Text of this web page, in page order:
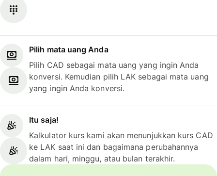
Pilih mata uang Anda
Pilih CAD sebagai mata uang yang ingin Anda
konversi. Kemudian pilih LAK sebagai mata uang
yang ingin Anda konversi.
Itu saja!
Kalkulator kurs kami akan menunjukkan kurs CAD
ke LAK saat ini dan bagaimana perubahannya
dalam hari, minggu, atau bulan terakhir.